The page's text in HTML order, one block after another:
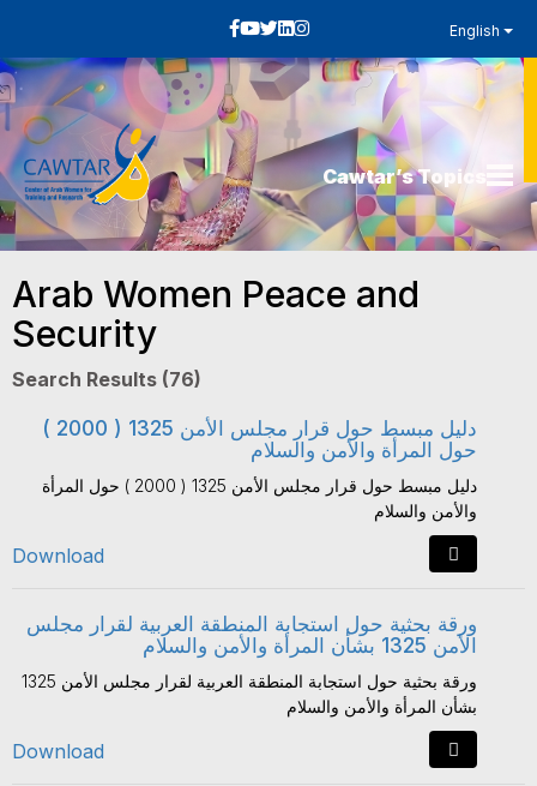
English
Cawtar’s Topics
Arab Women Peace and
Security
Search Results (76)
دليل مبسط حول قرار مجلس الأمن 1325 ( 2000 )
حول المرأة والأمن والسلام
دليل مبسط حول قرار مجلس الأمن 1325 ( 2000 ) حول المرأة
والأمن والسلام
Download
ورقة بحثية حول استجابة المنطقة العربية لقرار مجلس
الأمن 1325 بشأن المرأة والأمن والسلام
ورقة بحثية حول استجابة المنطقة العربية لقرار مجلس الأمن 1325
بشأن المرأة والأمن والسلام
Download